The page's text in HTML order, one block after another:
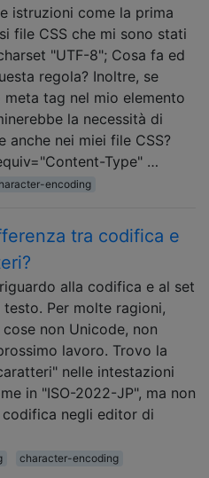
istruzioni come la prima
file CSS che mi sono stati
"UTF-8"; Cosa fa ed
regola? Inoltre, se
tag nel mio elemento
la necessità di
anche nei miei file CSS?
Type" …
encoding
tra codifica e
alla codifica e al set
Per molte ragioni,
non Unicode, non
lavoro. Trovo la
nelle intestazioni
in "ISO-2022-JP", ma non
codifica negli editor di
character-encoding